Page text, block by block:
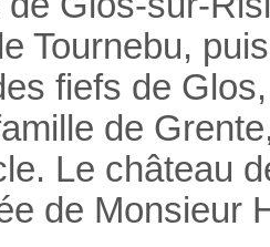
Tournebu,
fiefs de
de
Le château
de Monsieur